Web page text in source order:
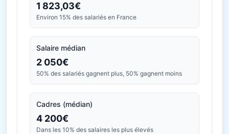
1 823,03€
Environ 15% des salariés en France
Salaire médian
2 050€
50% des salariés gagnent plus, 50% gagnent moins
Cadres (médian)
4 200€
Dans les 10% des salaires les plus élevés